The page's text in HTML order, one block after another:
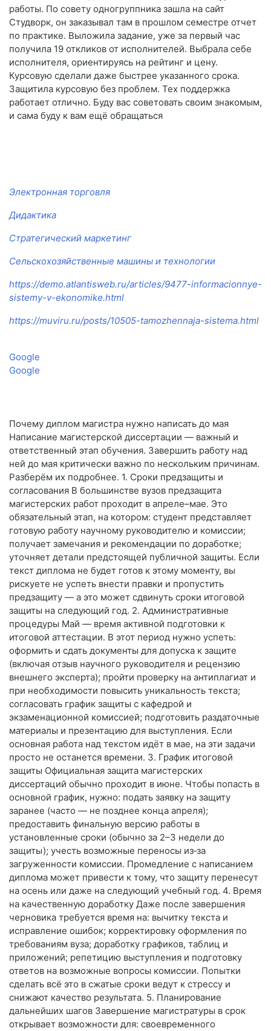
работы. По совету одногруппника зашла на сайт
Студворк, он заказывал там в прошлом семестре отчет
по практике. Выложила задание, уже за первый час
получила 19 откликов от исполнителей. Выбрала себе
исполнителя, ориентируясь на рейтинг и цену.
Курсовую сделали даже быстрее указанного срока.
Защитила курсовую без проблем. Тех поддержка
работает отлично. Буду вас советовать своим знакомым,
и сама буду к вам ещё обращаться
Электронная торговля
Дидактика
Стратегический маркетинг
Сельскохозяйственные машины и технологии
https://demo.atlantisweb.ru/articles/9477-informacionnye-
sistemy-v-ekonomike.html
https://muviru.ru/posts/10505-tamozhennaja-sistema.html
Google
Google
Почему диплом магистра нужно написать до мая
Написание магистерской диссертации — важный и
ответственный этап обучения. Завершить работу над
ней до мая критически важно по нескольким причинам.
Разберём их подробнее. 1. Сроки предзащиты и
согласования В большинстве вузов предзащита
магистерских работ проходит в апреле–мае. Это
обязательный этап, на котором: студент представляет
готовую работу научному руководителю и комиссии;
получает замечания и рекомендации по доработке;
уточняет детали предстоящей публичной защиты. Если
текст диплома не будет готов к этому моменту, вы
рискуете не успеть внести правки и пропустить
предзащиту — а это может сдвинуть сроки итоговой
защиты на следующий год. 2. Административные
процедуры Май — время активной подготовки к
итоговой аттестации. В этот период нужно успеть:
оформить и сдать документы для допуска к защите
(включая отзыв научного руководителя и рецензию
внешнего эксперта); пройти проверку на антиплагиат и
при необходимости повысить уникальность текста;
согласовать график защиты с кафедрой и
экзаменационной комиссией; подготовить раздаточные
материалы и презентацию для выступления. Если
основная работа над текстом идёт в мае, на эти задачи
просто не останется времени. 3. График итоговой
защиты Официальная защита магистерских
диссертаций обычно проходит в июне. Чтобы попасть в
основной график, нужно: подать заявку на защиту
заранее (часто — не позднее конца апреля);
предоставить финальную версию работы в
установленные сроки (обычно за 2–3 недели до
защиты); учесть возможные переносы из‑за
загруженности комиссии. Промедление с написанием
диплома может привести к тому, что защиту перенесут
на осень или даже на следующий учебный год. 4. Время
на качественную доработку Даже после завершения
черновика требуется время на: вычитку текста и
исправление ошибок; корректировку оформления по
требованиям вуза; доработку графиков, таблиц и
приложений; репетицию выступления и подготовку
ответов на возможные вопросы комиссии. Попытки
сделать всё это в сжатые сроки ведут к стрессу и
снижают качество результата. 5. Планирование
дальнейших шагов Завершение магистратуры в срок
открывает возможности для: своевременного